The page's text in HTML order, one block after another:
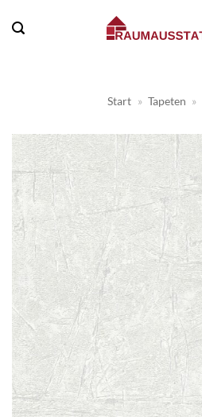
Inhalt
Start » Tapeten »